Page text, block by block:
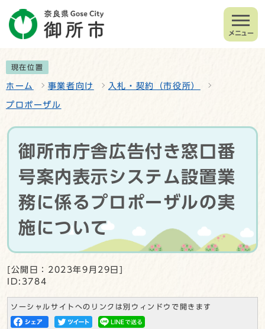
メニュー
現在位置
ホーム 事業者向け 入札・契約（市役所）
プロポーザル
御所市庁舎広告付き窓口番
号案内表示システム設置業
務に係るプロポーザルの実
施について
[公開日：2023年9月29日]
ID:3784
ソーシャルサイトへのリンクは別ウィンドウで開きます